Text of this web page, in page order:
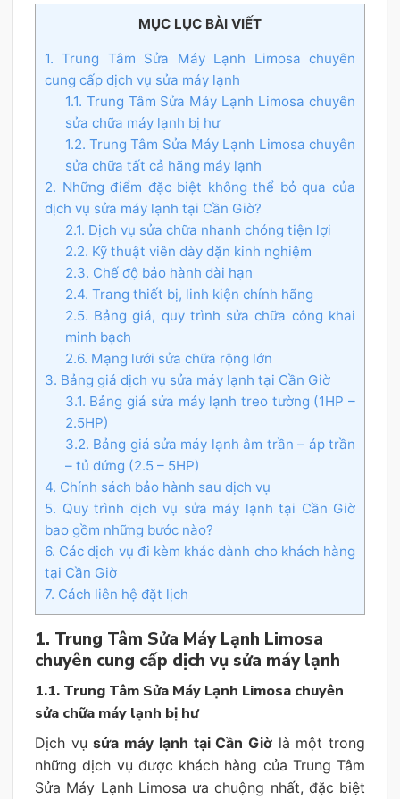
MỤC LỤC BÀI VIẾT
1. Trung Tâm Sửa Máy Lạnh Limosa chuyên
cung cấp dịch vụ sửa máy lạnh
1.1. Trung Tâm Sửa Máy Lạnh Limosa chuyên
sửa chữa máy lạnh bị hư
1.2. Trung Tâm Sửa Máy Lạnh Limosa chuyên
sửa chữa tất cả hãng máy lạnh
2. Những điểm đặc biệt không thể bỏ qua của
dịch vụ sửa máy lạnh tại Cần Giờ?
2.1. Dịch vụ sửa chữa nhanh chóng tiện lợi
2.2. Kỹ thuật viên dày dặn kinh nghiệm
2.3. Chế độ bảo hành dài hạn
2.4. Trang thiết bị, linh kiện chính hãng
2.5. Bảng giá, quy trình sửa chữa công khai
minh bạch
2.6. Mạng lưới sửa chữa rộng lớn
3. Bảng giá dịch vụ sửa máy lạnh tại Cần Giờ
3.1. Bảng giá sửa máy lạnh treo tường (1HP –
2.5HP)
3.2. Bảng giá sửa máy lạnh âm trần – áp trần
– tủ đứng (2.5 – 5HP)
4. Chính sách bảo hành sau dịch vụ
5. Quy trình dịch vụ sửa máy lạnh tại Cần Giờ
bao gồm những bước nào?
6. Các dịch vụ đi kèm khác dành cho khách hàng
tại Cần Giờ
7. Cách liên hệ đặt lịch
1. Trung Tâm Sửa Máy Lạnh Limosa
chuyên cung cấp dịch vụ sửa máy lạnh
1.1. Trung Tâm Sửa Máy Lạnh Limosa chuyên
sửa chữa máy lạnh bị hư
Dịch vụsửa máy lạnh tại Cần Giờlà một trong
những dịch vụ được khách hàng của Trung Tâm
Sửa Máy Lạnh Limosa ưa chuộng nhất, đặc biệt